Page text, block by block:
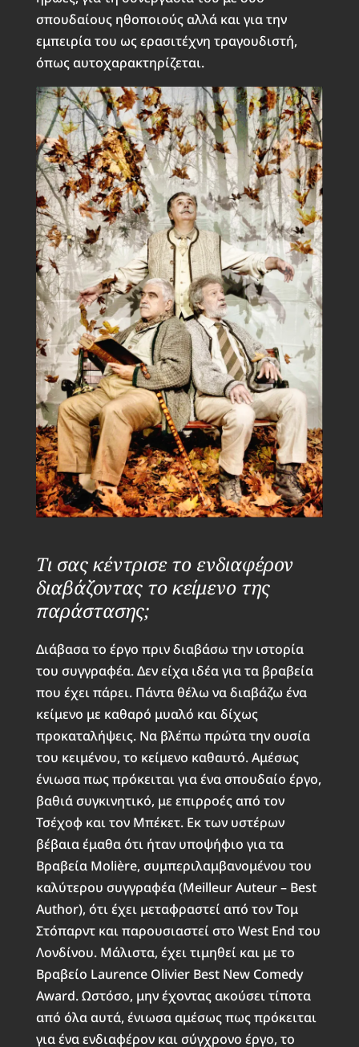
σπουδαίους ηθοποιούς αλλά και για την
εμπειρία του ως ερασιτέχνη τραγουδιστή,
όπως αυτοχαρακτηρίζεται.
Τι σας κέντρισε το ενδιαφέρον
διαβάζοντας το κείμενο της
παράστασης;
Διάβασα το έργο πριν διαβάσω την ιστορία
του συγγραφέα. Δεν είχα ιδέα για τα βραβεία
που έχει πάρει. Πάντα θέλω να διαβάζω ένα
κείμενο με καθαρό μυαλό και δίχως
προκαταλήψεις. Να βλέπω πρώτα την ουσία
του κειμένου, το κείμενο καθαυτό. Αμέσως
ένιωσα πως πρόκειται για ένα σπουδαίο έργο,
βαθιά συγκινητικό, με επιρροές από τον
Τσέχοφ και τον Μπέκετ. Εκ των υστέρων
βέβαια έμαθα ότι ήταν υποψήφιο για τα
Βραβεία Molière, συμπεριλαμβανομένου του
καλύτερου συγγραφέα (Meilleur Auteur – Best
Author), ότι έχει μεταφραστεί από τον Τομ
Στόπαρντ και παρουσιαστεί στο West End του
Λονδίνου. Μάλιστα, έχει τιμηθεί και με το
Βραβείο Laurence Olivier Best New Comedy
Award. Ωστόσο, μην έχοντας ακούσει τίποτα
από όλα αυτά, ένιωσα αμέσως πως πρόκειται
για ένα ενδιαφέρον και σύγχρονο έργο, το